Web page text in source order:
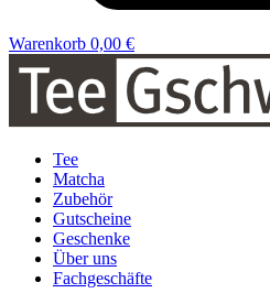
Warenkorb 0,00 €
Tee
Matcha
Zubehör
Gutscheine
Geschenke
Über uns
Fachgeschäfte